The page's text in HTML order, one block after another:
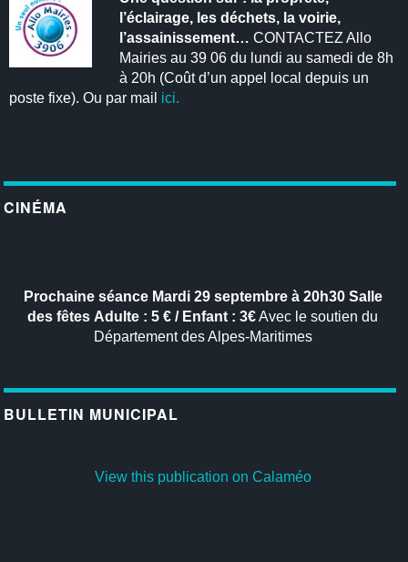
l’éclairage, les déchets, la voirie,
l’assainissement… CONTACTEZ Allo
Mairies au 39 06 du lundi au samedi de 8h
à 20h (Coût d’un appel local depuis un
poste fixe). Ou par mail ici.
CINÉMA
Prochaine séanceMardi 29 septembre à 20h30 Salle
des fêtes Adulte : 5 € / Enfant : 3€Avec le soutien du
Département des Alpes-Maritimes
BULLETIN MUNICIPAL
View this publication on Calaméo